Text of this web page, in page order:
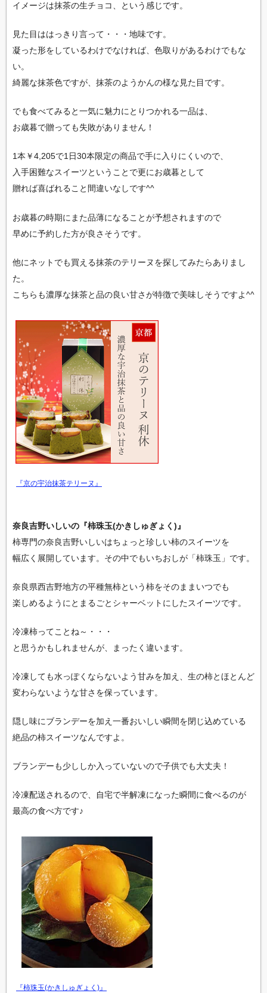
イメージは抹茶の生チョコ、という感じです。
見た目ははっきり言って・・・地味です。
凝った形をしているわけでなければ、色取りがあるわけでもな
い。
綺麗な抹茶色ですが、抹茶のようかんの様な見た目です。
でも食べてみると一気に魅力にとりつかれる一品は、
お歳暮で贈っても失敗がありません！
1本￥4,205で1日30本限定の商品で手に入りにくいので、
入手困難なスイーツということで更にお歳暮として
贈れば喜ばれること間違いなしです^^
お歳暮の時期にまた品薄になることが予想されますので
早めに予約した方が良さそうです。
他にネットでも買える抹茶のテリーヌを探してみたらありまし
た。
こちらも濃厚な抹茶と品の良い甘さが特徴で美味しそうですよ^^
『京の宇治抹茶テリーヌ』
奈良吉野いしいの『柿珠玉(かきしゅぎょく)』
柿専門の奈良吉野いしいはちょっと珍しい柿のスイーツを
幅広く展開しています。その中でもいちおしが「柿珠玉」です。
奈良県西吉野地方の平種無柿という柿をそのままいつでも
楽しめるようにとまるごとシャーベットにしたスイーツです。
冷凍柿ってことね～・・・
と思うかもしれませんが、まったく違います。
冷凍しても水っぽくならないよう甘みを加え、生の柿とほとんど
変わらないような甘さを保っています。
隠し味にブランデーを加え一番おいしい瞬間を閉じ込めている
絶品の柿スイーツなんですよ。
ブランデーも少ししか入っていないので子供でも大丈夫！
冷凍配送されるので、自宅で半解凍になった瞬間に食べるのが
最高の食べ方です♪
『柿珠玉(かきしゅぎょく)』